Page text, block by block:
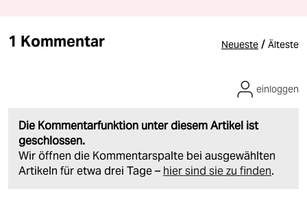
1 Kommentar Neueste / Älteste
Die Kommentarfunktion unter diesem Artikel ist
geschlossen.
Wir öffnen die Kommentarspalte bei ausgewählten
Artikeln für etwa drei Tage – hier sind sie zu finden.
einloggen